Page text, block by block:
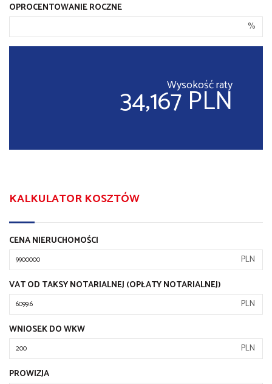
OPROCENTOWANIE ROCZNE
%
Wysokość raty
34,167 PLN
KALKULATOR KOSZTÓW
CENA NIERUCHOMOŚCI
PLN
VAT OD TAKSY NOTARIALNEJ (OPŁATY NOTARIALNEJ)
PLN
WNIOSEK DO WKW
PLN
PROWIZJA